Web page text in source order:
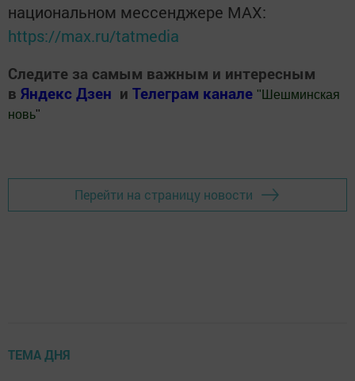
национальном мессенджере MАХ:
https://max.ru/tatmedia
Следите за самым важным и интересным
в Яндекс Дзен и Телеграм канале " Шешминская
новь"
Перейти на страницу новости
ТЕМА ДНЯ